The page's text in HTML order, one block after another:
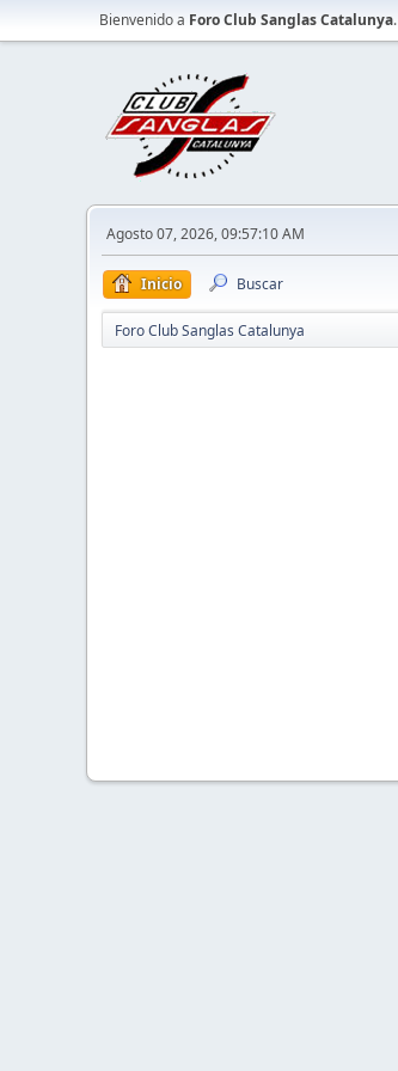
Bienvenido a Foro Club Sanglas Catalunya.
Agosto 07, 2026, 09:57:10 AM
Inicio Buscar
Foro Club Sanglas Catalunya